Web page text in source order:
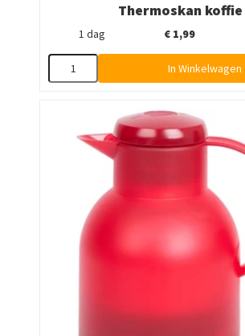
Thermoskan koffie
1 dag € 1,99
In Winkelwagen